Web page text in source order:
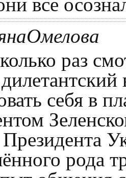
все
раз
себя в
рода